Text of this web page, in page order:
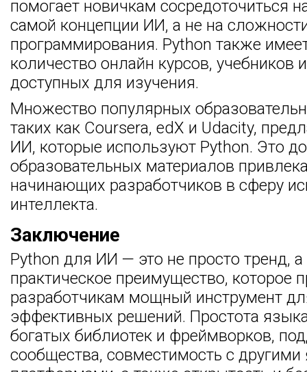
помогает новичкам сосредоточиться
самой концепции ИИ, а не на
программирования. Python также
количество онлайн курсов, учебников
доступных для изучения.
Множество популярных
таких как Coursera, edX и Udacity,
ИИ, которые используют Python. Это
образовательных материалов
начинающих разработчиков в сферу
интеллекта.
Заключение
Python для ИИ — это не просто тренд,
практическое преимущество, которое
разработчикам мощный инструмент
эффективных решений. Простота
богатых библиотек и фреймворков,
сообщества, совместимость с